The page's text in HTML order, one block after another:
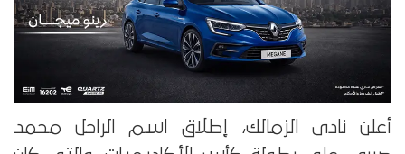
أعلن نادى الزمالك، إطلاق اسم الراحل محمد